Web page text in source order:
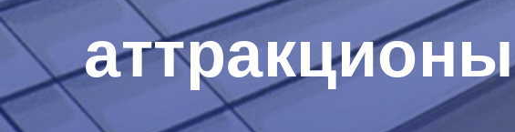
аттракционы